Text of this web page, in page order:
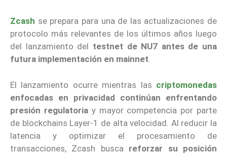
Zcash se prepara para una de las actualizaciones de
protocolo más relevantes de los últimos años luego
del lanzamiento del testnet de NU7 antes de una
futura implementación en mainnet.
El lanzamiento ocurre mientras las criptomonedas
enfocadas en privacidad continúan enfrentando
presión regulatoriay mayor competencia por parte
de blockchains Layer-1 de alta velocidad. Al reducir la
latencia y optimizar el procesamiento de
transacciones, Zcash busca reforzar su posición